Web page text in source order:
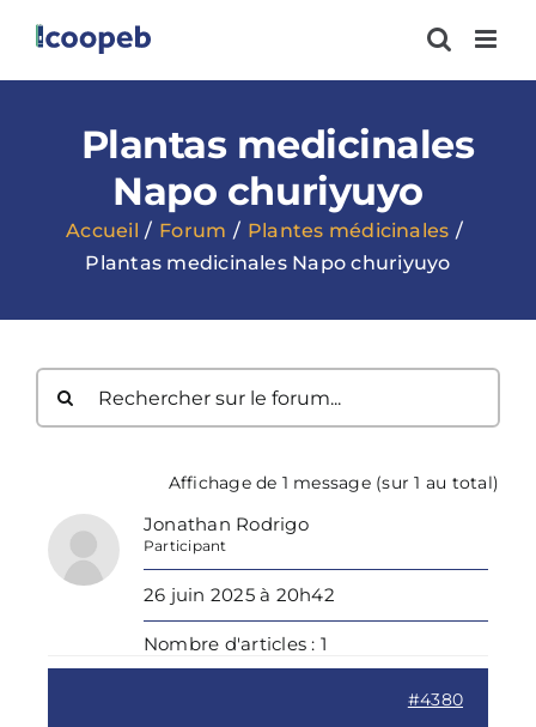
contenu
Plantas medicinales
Napo churiyuyo
Accueil Forum
Plantes médicinales
Plantas medicinales Napo churiyuyo
Affichage de 1 message (sur 1 au total)
Jonathan Rodrigo
Participant
26 juin 2025 à 20h42
Nombre d'articles : 1
#4380